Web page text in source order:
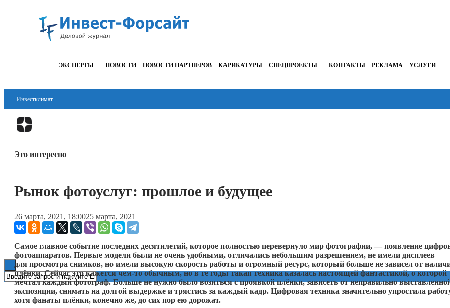
ЭКСПЕРТЫ НОВОСТИ НОВОСТИ ПАРТНЕРОВ КАРИКАТУРЫ СПЕЦПРОЕКТЫ КОНТАКТЫ РЕКЛАМА УСЛУГИ
Инвестклимат
Финансы
Блокчейн
ESG
Это интересно
Рынок фотоуслуг: прошлое и будущее
26 марта, 2021, 18:0025 марта, 2021
Самое главное событие последних десятилетий, которое полностью перевернуло мир фотографии, — появление
фотоаппаратов. Первые модели были не очень удобными, отличались небольшим разрешением, не имели дисплеев
для просмотра снимков, но имели высокую скорость работы и огромный ресурс, который больше не зависел от
плёнки. Сейчас это кажетсячем-тообычным, но в те годы такая техника казалась настоящей фантастикой, о которой
мечтал каждый фотограф. Больше не нужно было возиться с проявкой плёнки, зависеть от неправильно
экспозиции, снимать на долгой выдержке и трястись за каждый кадр. Цифровая техника значительно упростила
хотя фанаты плёнки, конечно же, до сих пор ею дорожат.